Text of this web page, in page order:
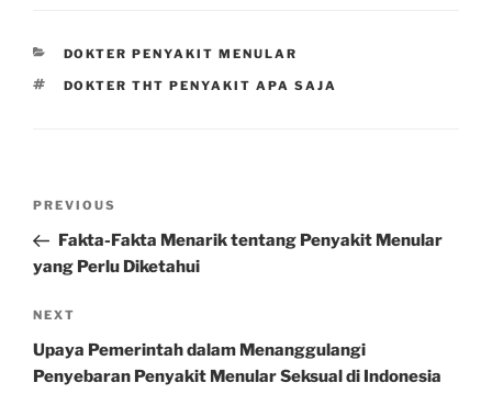
CATEGORIES
DOKTER PENYAKIT MENULAR
TAGS
DOKTER THT PENYAKIT APA SAJA
Previous
Post
PREVIOUS
Fakta-Fakta Menarik tentang Penyakit Menular
yang Perlu Diketahui
Next
Post
NEXT
Upaya Pemerintah dalam Menanggulangi
Penyebaran Penyakit Menular Seksual di Indonesia